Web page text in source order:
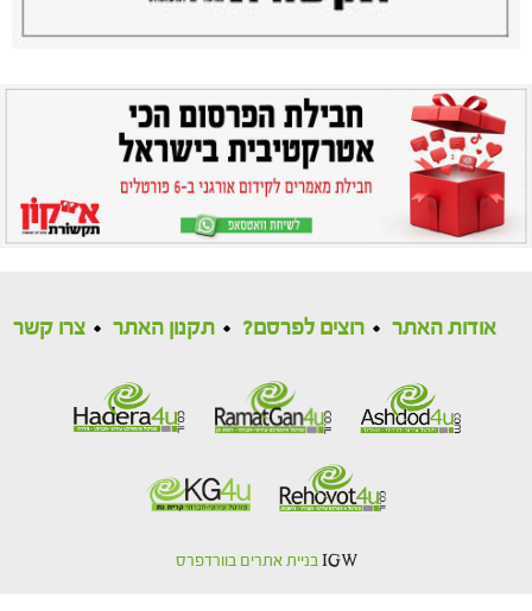
אודות האתר רוצים לפרסם? תקנון האתר צרו קשר
IGW בניית אתרים בוורדפרס